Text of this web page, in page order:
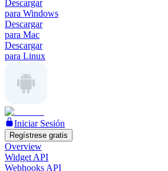
Descargar
para Windows
Descargar
para Mac
Descargar
para Linux
Iniciar Sesión
Regístrese gratis
Overview
Widget API
Webhooks API